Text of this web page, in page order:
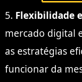
5. Flexibilidade
mercado digital
as estratégias
funcionar da